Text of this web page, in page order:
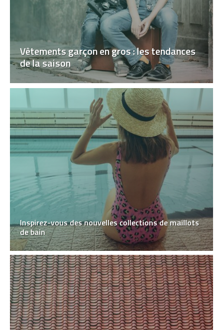
Vêtements garçon en gros : les tendances
de la saison
Inspirez-vous des nouvelles collections de maillots
de bain